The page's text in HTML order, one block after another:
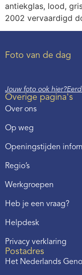
antiekglas, lood,
2002 vervaardigd
Foto van de dag
Jouw foto ook hier?
Overige pagina's
Over ons
Op weg
Openingstijden
Regio’s
Werkgroepen
Heb je een vraag?
Helpdesk
Privacy verklaring
Postadres
Het Nederlands